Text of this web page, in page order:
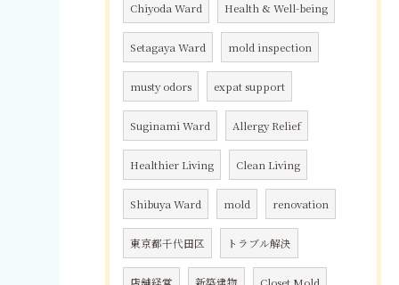
Chiyoda Ward Health & Well-being
Setagaya Ward mold inspection
musty odors expat support
Suginami Ward Allergy Relief
Healthier Living Clean Living
Shibuya Ward mold renovation
東京都千代田区 トラブル解決